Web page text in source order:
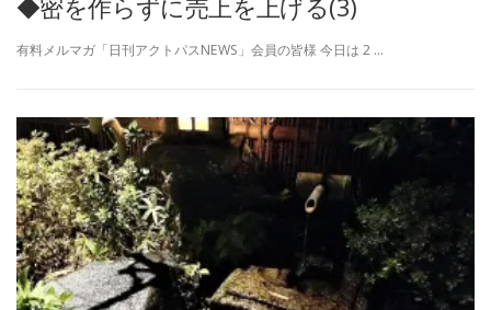
有料メルマガ「日刊アクトパスNEWS」会員の皆様 今日は 2 …